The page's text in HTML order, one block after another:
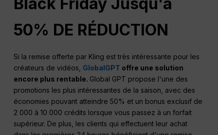
50% DE RÉDUCTION
Si la remise offerte par Kling est très intéressante pour les
créateurs de vidéos, GlobalGPT offre une solution
encore plus rentable. Global GPT propose l'une des
promotions les plus intéressantes de la saison, avec des
économies pouvant atteindre 50% et un bonus exclusif de
2 000 à 10 000 crédits lorsque vous passez à un forfait
supérieur. De plus, les clients qui effectuent leur achat